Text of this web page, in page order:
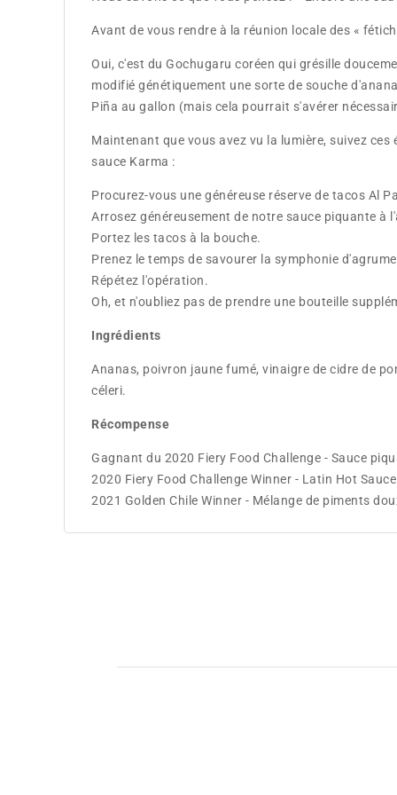
Avant de vous rendre à la réunion locale des «
Oui, c'est du Gochugaru coréen qui grésille
modifié génétiquement une sorte de souche
Piña au gallon (mais cela pourrait s'avérer
Maintenant que vous avez vu la lumière, suivez
sauce Karma :
Procurez-vous une généreuse réserve de tacos Al
Arrosez généreusement de notre sauce piquante à
Portez les tacos à la bouche.
Prenez le temps de savourer la symphonie
Répétez l'opération.
Oh, et n'oubliez pas de prendre une bouteille
Ingrédients
Ananas, poivron jaune fumé, vinaigre de cidre de
céleri.
Récompense
Gagnant du 2020 Fiery Food Challenge - Sauce
2020 Fiery Food Challenge Winner - Latin Hot
2021 Golden Chile Winner - Mélange de piments